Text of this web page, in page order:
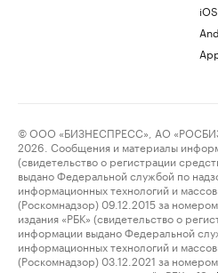
iOS
© ООО «БИЗНЕСПРЕСС», АО
2026. Сообщения и материалы
(свидетельство о регистрации
выдано Федеральной службой по
информационных технологий и
(Роскомнадзор) 09.12.2015 за
издания «РБК» (свидетельство о
информации выдано Федеральной
информационных технологий и
(Роскомнадзор) 03.12.2021 за